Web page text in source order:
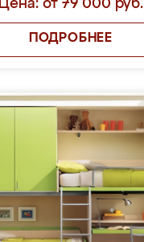
Цена: от 79 000 руб.
ПОДРОБНЕЕ